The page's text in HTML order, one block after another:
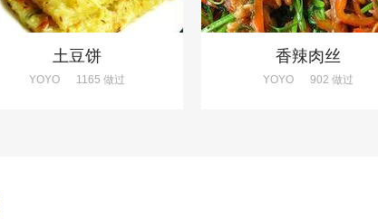
土豆饼
YOYO1165 做过
香辣肉丝
YOYO902 做过